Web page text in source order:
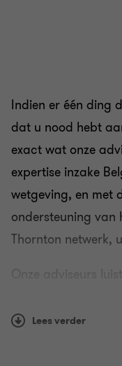
Indien er één ding
dat u nood hebt
exact wat onze
expertise inzake
wetgeving, en met
ondersteuning
Thornton netwerk,
Onze adviseurs
samen met
Lees verder